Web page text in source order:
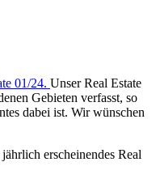
01/24. Unser Real Estate
Gebieten verfasst, so
dabei ist. Wir wünschen
erscheinendes Real